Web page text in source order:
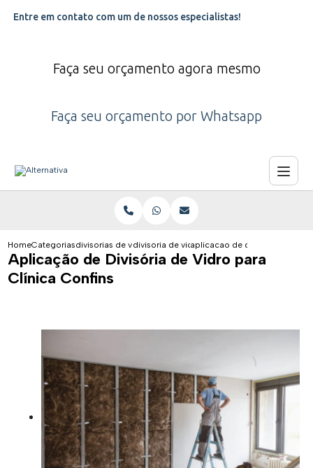
Entre em contato com um de nossos especialistas!
Faça seu orçamento agora mesmo
Faça seu orçamento por Whatsapp
HomeCategoriasdivisorias de vidrodivisoria de vidro comercial
aplicacao de divisoria de
Aplicação de Divisória de Vidro para
Clínica Confins